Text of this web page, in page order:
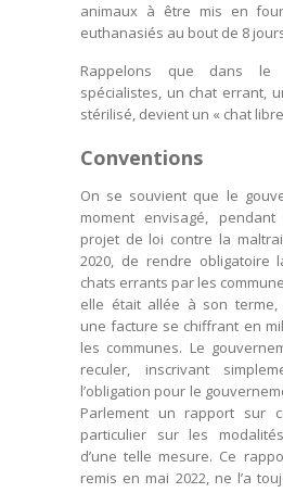
animaux à être mis en
euthanasiés au bout de 8
Rappelons que dans le
spécialistes, un chat errant,
stérilisé, devient un « chat
Conventions
On se souvient que le
moment envisagé,
projet de loi contre la
2020, de rendre obligatoire
chats errants par les
elle était allée à son terme,
une facture se chiffrant en
les communes. Le
reculer, inscrivant
l’obligation pour le
Parlement un rapport sur
particulier sur les
d’une telle mesure. Ce
remis en mai 2022, ne l’a